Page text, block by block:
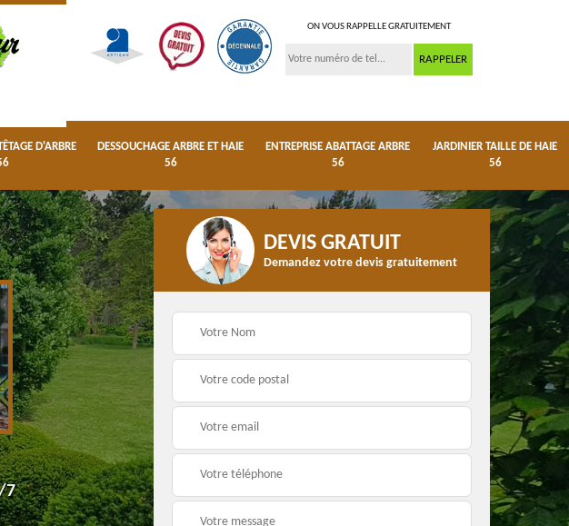
ON VOUS RAPPELLE GRATUITEMENT
D'ARBRE
DESSOUCHAGE ARBRE ET HAIE
56
ENTREPRISE ABATTAGE ARBRE
56
JARDINIER TAILLE DE HAIE
56
Elagage et étêtage
d'arbre 56
haie 56
Entreprise abattage
arbre 56
7
DEVIS GRATUIT
Demandez votre devis gratuitement